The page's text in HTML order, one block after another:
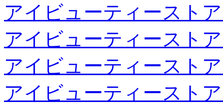
アイビューティースト
アイビューティースト
アイビューティースト
アイビューティースト